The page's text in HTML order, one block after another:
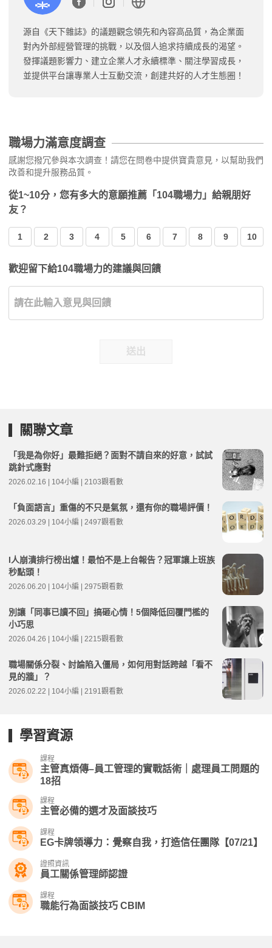
源自《天下雜誌》的議題觀念領先和內容高品質，為企業面
對內外部經營管理的挑戰，以及個人追求持續成長的渴望。
發揮議題影響力、建立企業人才永續標準、關注學習成長，
並提供平台讓專業人士互動交流，創建共好的人才生態圈！
職場力滿意度調查
感謝您撥冗參與本次調查！請您在問卷中提供寶貴意見，以幫助我們
改善和提升服務品質。
從1~10分，您有多大的意願推薦「104職場力」給親朋好
友？
1 2 3 4 5 6 7 8 9 10
歡迎留下給104職場力的建議與回饋
送出
關聯文章
「我是為你好」最難拒絕？面對不請自來的好意，試試
跳針式應對
2026.02.16 | 104小編 | 2103觀看數
「負面語言」重傷的不只是氣氛，還有你的職場評價！
2026.03.29 | 104小編 | 2497觀看數
I人崩潰排行榜出爐！最怕不是上台報告？冠軍讓上班族
秒點頭！
2026.06.20 | 104小編 | 2975觀看數
別讓「同事已讀不回」搞砸心情！5個降低回覆門檻的
小巧思
2026.04.26 | 104小編 | 2215觀看數
職場關係分裂、討論陷入僵局，如何用對話跨越「看不
見的牆」？
2026.02.22 | 104小編 | 2191觀看數
學習資源
課程
主管真煩傳–員工管理的實戰話術｜處理員工問題的
18招
課程
主管必備的選才及面談技巧​
課程
EG卡牌領導力：覺察自我，打造信任團隊【07/21】
證照資訊
員工關係管理師認證
課程
職能行為面談技巧 CBIM